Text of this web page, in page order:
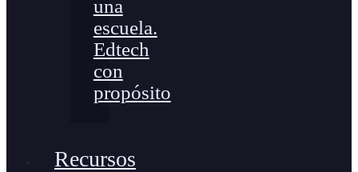
una
escuela.
Edtech
con
propósito
Recursos